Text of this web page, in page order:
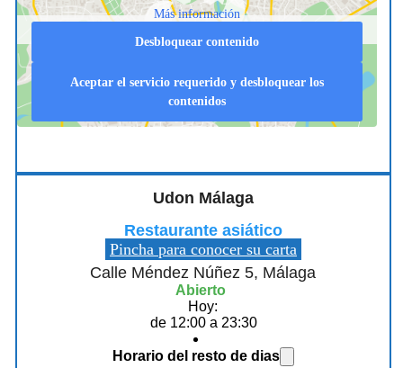
Más información
Desbloquear contenido
Aceptar el servicio requerido y desbloquear los
contenidos
Udon Málaga
Restaurante asiático
Pincha para conocer su carta
Calle Méndez Núñez 5, Málaga
Abierto
Hoy:
de 12:00 a 23:30
Horario del resto de dias